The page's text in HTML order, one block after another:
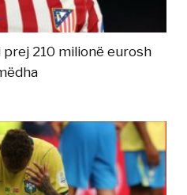
210 milionë eurosh